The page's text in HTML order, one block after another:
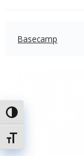
Attiva/disattiva
Attiva/disattiva
Basecamp